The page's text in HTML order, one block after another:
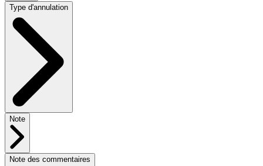
Type d'annulation
Note
Note des commentaires